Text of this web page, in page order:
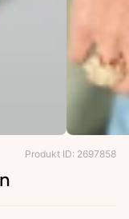
Produkt ID: 2697858